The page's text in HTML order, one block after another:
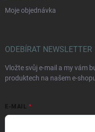
Moje objednávka
ODEBÍRAT NEWSLETTER
Vložte svůj e-mail a my vám
produktech na našem e-
E-MAIL